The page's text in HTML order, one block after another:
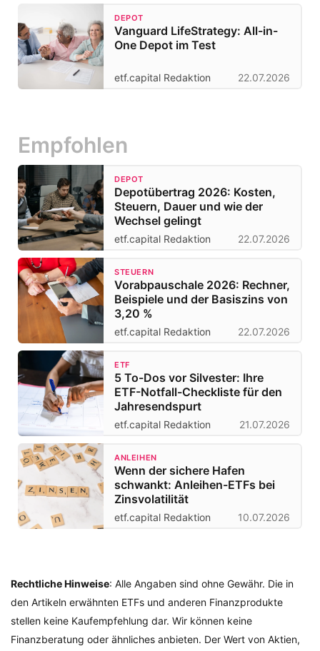
DEPOT
Vanguard LifeStrategy: All-in-
One Depot im Test
etf.capital Redaktion 22.07.2026
Empfohlen
DEPOT
Depotübertrag 2026: Kosten,
Steuern, Dauer und wie der
Wechsel gelingt
etf.capital Redaktion 22.07.2026
STEUERN
Vorabpauschale 2026: Rechner,
Beispiele und der Basiszins von
3,20 %
etf.capital Redaktion 22.07.2026
ETF
5 To-Dos vor Silvester: Ihre
ETF-Notfall-Checkliste für den
Jahresendspurt
etf.capital Redaktion 21.07.2026
ANLEIHEN
Wenn der sichere Hafen
schwankt: Anleihen-ETFs bei
Zinsvolatilität
etf.capital Redaktion 10.07.2026
Rechtliche Hinweise: Alle Angaben sind ohne Gewähr. Die in
den Artikeln erwähnten ETFs und anderen Finanzprodukte
stellen keine Kaufempfehlung dar. Wir können keine
Finanzberatung oder ähnliches anbieten. Der Wert von Aktien,